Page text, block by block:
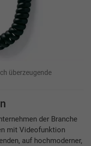
überzeugende
der Branche
mit Videofunktion
auf hochmoderner,